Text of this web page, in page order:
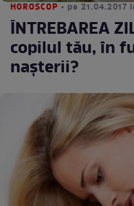
HOROSCOP • pe 21.04.2017
ÎNTREBAREA
copilul tău, în
naşterii?